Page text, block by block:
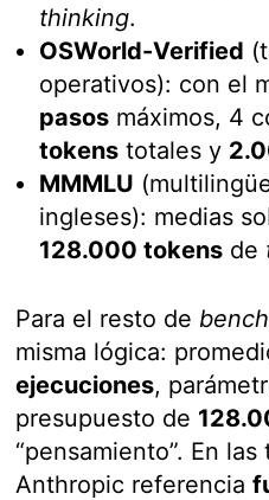
thinking.
OSWorld-Verified
operativos): con el
pasos máximos, 4
tokens totales y
MMMLU
ingleses): medias
128.000 tokens de
Para el resto de
misma lógica:
ejecuciones,
presupuesto de
“pensamiento”. En
Anthropic referencia